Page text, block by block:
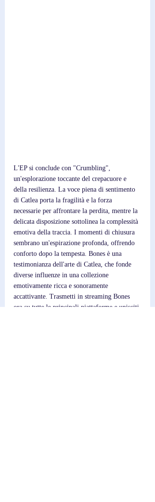
L'EP si conclude con "Crumbling",
un'esplorazione toccante del crepacuore e
della resilienza. La voce piena di sentimento
di Catlea porta la fragilità e la forza
necessarie per affrontare la perdita, mentre la
delicata disposizione sottolinea la complessità
emotiva della traccia. I momenti di chiusura
sembrano un'espirazione profonda, offrendo
conforto dopo la tempesta. Bones è una
testimonianza dell'arte di Catlea, che fonde
diverse influenze in una collezione
emotivamente ricca e sonoramente
accattivante. Trasmetti in streaming Bones
ora su tutte le principali piattaforme e unisciti